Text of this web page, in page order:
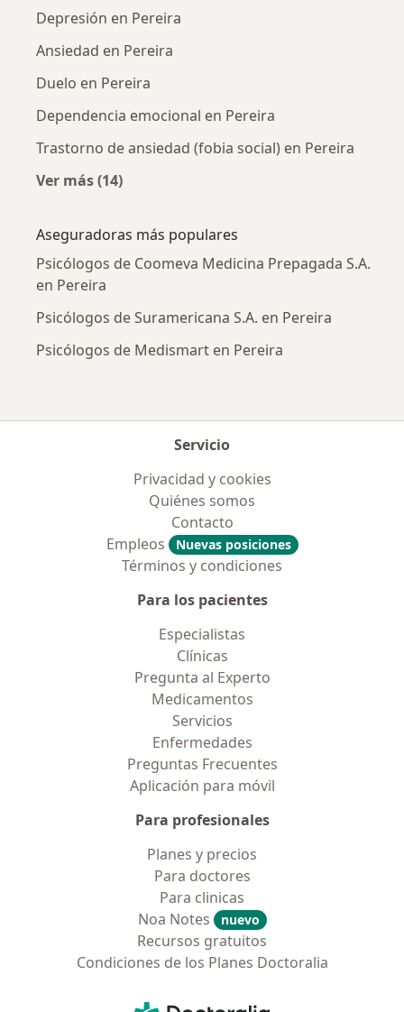
Depresión en Pereira
Ansiedad en Pereira
Duelo en Pereira
Dependencia emocional en Pereira
Trastorno de ansiedad (fobia social) en Pereira
Ver más (14)
Aseguradoras más populares
Psicólogos de Coomeva Medicina Prepagada S.A.
en Pereira
Psicólogos de Suramericana S.A. en Pereira
Psicólogos de Medismart en Pereira
Servicio
Privacidad y cookies
Quiénes somos
Contacto
Empleos
Nuevas posiciones
Términos y condiciones
Para los pacientes
Especialistas
Clínicas
Pregunta al Experto
Medicamentos
Servicios
Enfermedades
Preguntas Frecuentes
Aplicación para móvil
Para profesionales
Planes y precios
Para doctores
Para clinicas
Noa Notes
nuevo
Recursos gratuitos
Condiciones de los Planes Doctoralia
Doctoralia - Página de inicio